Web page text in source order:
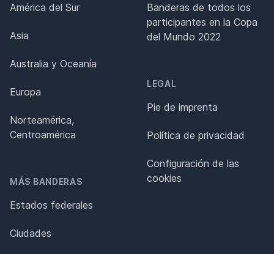
América del Sur
Asia
Australia y Oceanía
Europa
Norteamérica,
Centroamérica
MÁS BANDERAS
Estados federales
Ciudades
Banderas de todos los
participantes en la Copa
del Mundo 2022
LEGAL
Pie de imprenta
Política de privacidad
Configuración de las
cookies